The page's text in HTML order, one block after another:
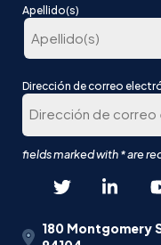
En
lugar
Apellido(s)
Dirección de correo
180 Montgomery